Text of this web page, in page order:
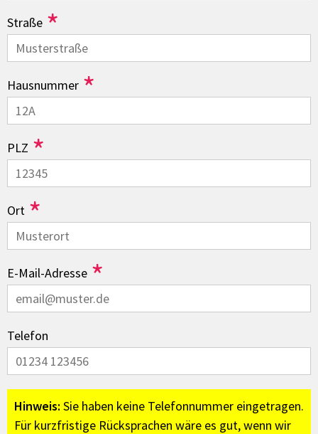
Straße *
Hausnummer *
PLZ *
Ort *
E-Mail-Adresse *
Telefon
Hinweis: Sie haben keine Telefonnummer eingetragen.
Für kurzfristige Rücksprachen wäre es gut, wenn wir